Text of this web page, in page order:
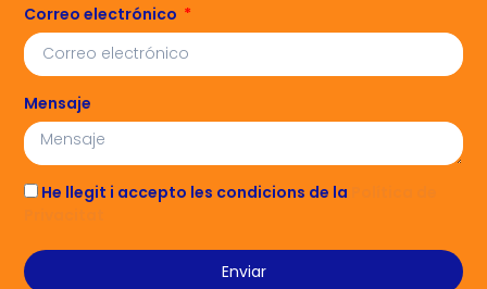
Correo electrónico
Mensaje
He llegit i accepto les condicions de la
Enviar